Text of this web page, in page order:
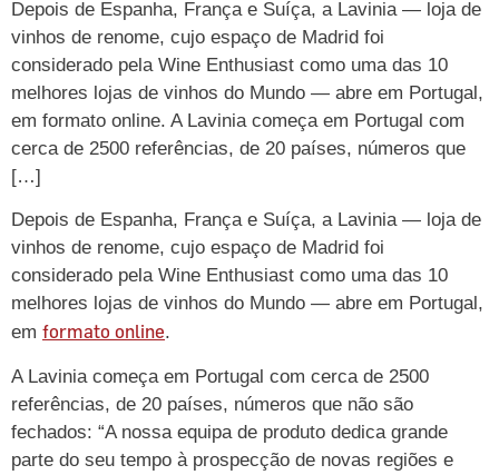
Depois de Espanha, França e Suíça, a Lavinia — loja de
vinhos de renome, cujo espaço de Madrid foi
considerado pela Wine Enthusiast como uma das 10
melhores lojas de vinhos do Mundo — abre em Portugal,
em formato online. A Lavinia começa em Portugal com
cerca de 2500 referências, de 20 países, números que
[…]
Depois de Espanha, França e Suíça, a Lavinia — loja de
vinhos de renome, cujo espaço de Madrid foi
considerado pela Wine Enthusiast como uma das 10
melhores lojas de vinhos do Mundo — abre em Portugal,
em formato online.
A Lavinia começa em Portugal com cerca de 2500
referências, de 20 países, números que não são
fechados: “A nossa equipa de produto dedica grande
parte do seu tempo à prospecção de novas regiões e